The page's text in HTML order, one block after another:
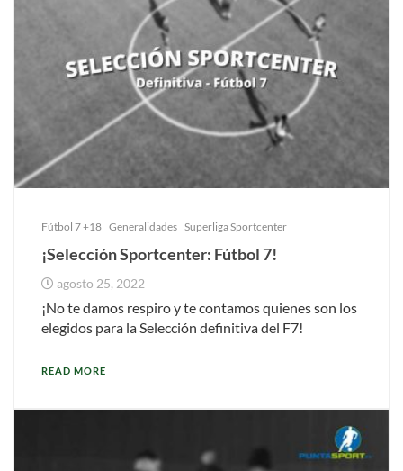
Fútbol 7 +18 Generalidades Superliga Sportcenter
¡Selección Sportcenter: Fútbol 7!
agosto 25, 2022
¡No te damos respiro y te contamos quienes son los
elegidos para la Selección definitiva del F7!
READ MORE